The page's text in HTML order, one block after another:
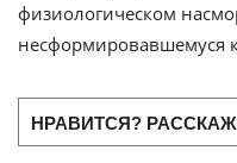
физиологическом
несформировавшемуся
НРАВИТСЯ?